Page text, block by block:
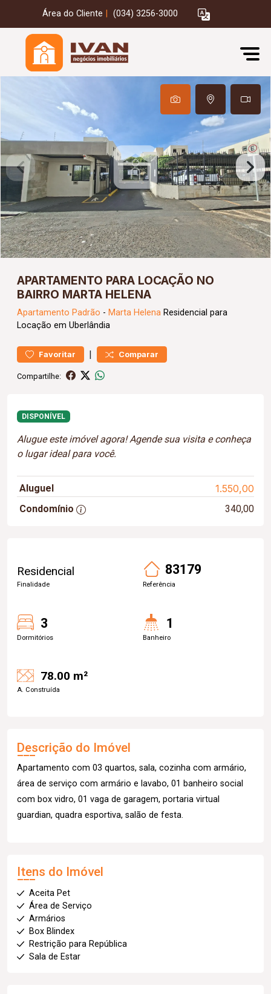
Área do Cliente (034) 3256-3000
APARTAMENTO PARA LOCAÇÃO NO
BAIRRO MARTA HELENA
Apartamento Padrão - Marta Helena Residencial para
Locação em Uberlândia
Favoritar | Comparar
Compartilhe:
DISPONÍVEL
Alugue este imóvel agora! Agende sua visita e conheça
o lugar ideal para você.
Aluguel 1.550,00
Condomínio 340,00
Residencial
Finalidade
83179
Referência
3
Dormitórios
1
Banheiro
78.00 m²
A. Construída
Descrição do Imóvel
Apartamento com 03 quartos, sala, cozinha com armário,
área de serviço com armário e lavabo, 01 banheiro social
com box vidro, 01 vaga de garagem, portaria virtual
guardian, quadra esportiva, salão de festa.
Itens do Imóvel
Aceita Pet
Área de Serviço
Armários
Box Blindex
Restrição para República
Sala de Estar